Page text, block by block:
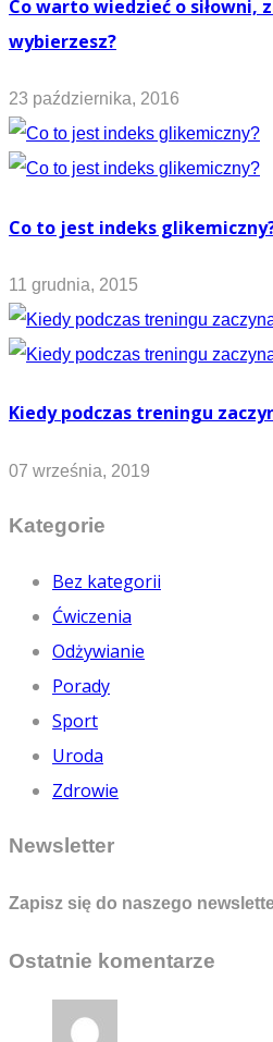
Co warto wiedzieć o siłowni,
wybierzesz?
23 października, 2016
Co to jest indeks
11 grudnia, 2015
Kiedy podczas treningu
07 września, 2019
Kategorie
Bez kategorii
Ćwiczenia
Odżywianie
Porady
Sport
Uroda
Zdrowie
Newsletter
Zapisz się do naszego
Ostatnie komentarze